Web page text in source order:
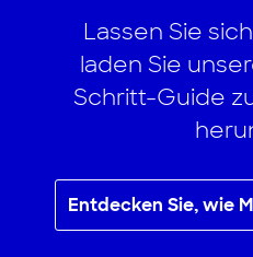
Lassen Sie
laden Sie
Schritt-Guide
Entdecken Sie, wie